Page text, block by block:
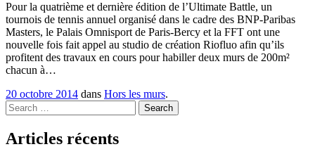
Pour la quatrième et dernière édition de l’Ultimate Battle, un
tournois de tennis annuel organisé dans le cadre des BNP-Paribas
Masters, le Palais Omnisport de Paris-Bercy et la FFT ont une
nouvelle fois fait appel au studio de création Riofluo afin qu’ils
profitent des travaux en cours pour habiller deux murs de 200m²
chacun à…
20 octobre 2014 dans Hors les murs.
Search
Articles récents